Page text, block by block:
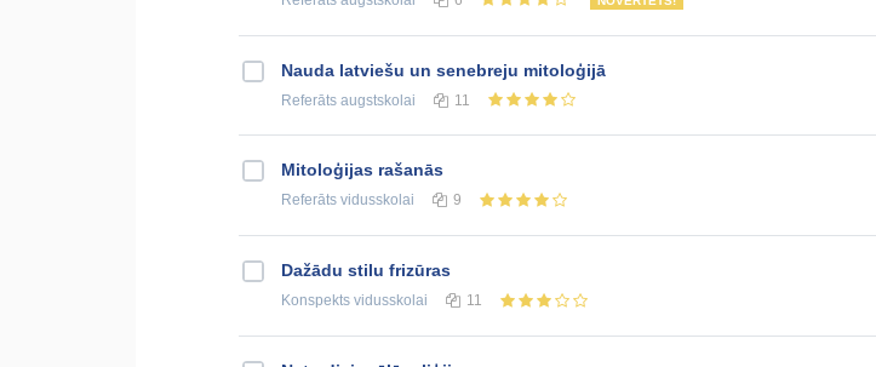
Nauda latviešu un senebreju mitoloģijā
Referāts augstskolai 11
Mitoloģijas rašanās
Referāts vidusskolai 9
Dažādu stilu frizūras
Konspekts vidusskolai 11